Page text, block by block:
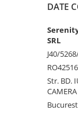
DATE
SRL
J40/
Str. BD.